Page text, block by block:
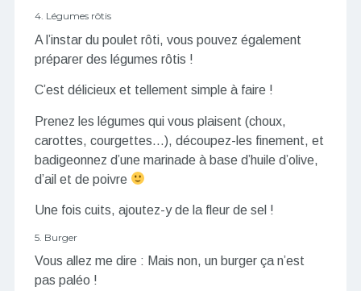
4. Légumes rôtis
A l’instar du poulet rôti, vous pouvez également
préparer des légumes rôtis !
C’est délicieux et tellement simple à faire !
Prenez les légumes qui vous plaisent (choux,
carottes, courgettes…), découpez-les finement, et
badigeonnez d’une marinade à base d’huile d’olive,
d’ail et de poivre
Une fois cuits, ajoutez-y de la fleur de sel !
5. Burger
Vous allez me dire : Mais non, un burger ça n’est
pas paléo !